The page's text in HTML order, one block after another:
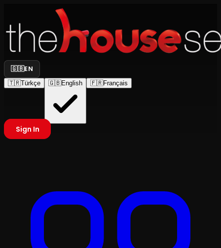
🇬🇧EN
🇹🇷Türkçe 🇬🇧English 🇫🇷Français
Sign In